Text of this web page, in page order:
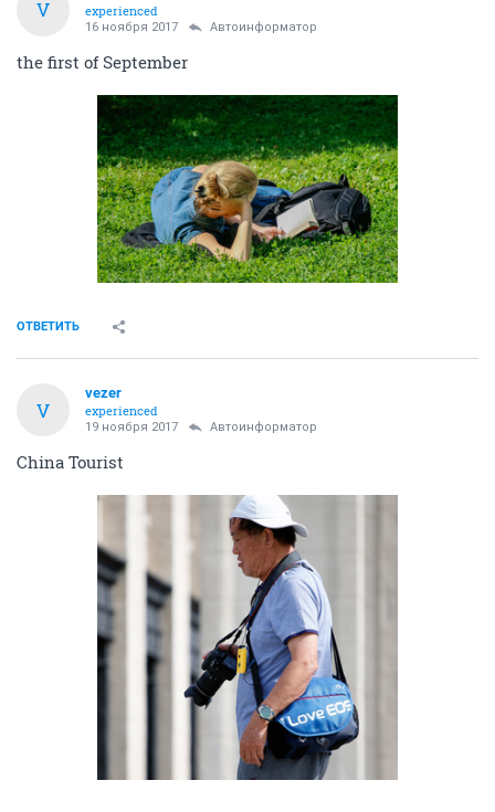
V
experienced
16 ноября 2017 Автоинформатор
the first of September
ОТВЕТИТЬ
V
vezer
experienced
19 ноября 2017 Автоинформатор
China Tourist